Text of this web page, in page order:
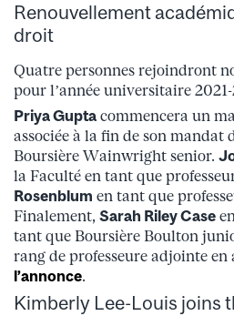
Renouvellement
droit
Quatre personnes rejoindront
pour l’année universitaire
Priya Gupta commencera un
associée à la fin de son mandat
Boursière Wainwright senior.
la Faculté en tant que
Rosenblum en tant que
Finalement, Sarah Riley Case
tant que Boursière Boulton
rang de professeure adjointe en
l’annonce.
Kimberly Lee-Louis joins